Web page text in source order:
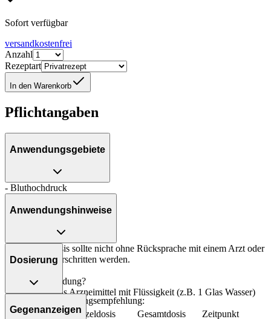
Sofort verfügbar
versandkostenfrei
Anzahl
Rezeptart
In den Warenkorb
Pflichtangaben
Anwendungsgebiete
- Bluthochdruck
Anwendungshinweise
Die Gesamtdosis sollte nicht ohne Rücksprache mit einem Arzt oder
Apotheker überschritten werden.
Art der Anwendung?
Nehmen Sie das Arzneimittel mit Flüssigkeit (z.B. 1 Glas Wasser)
ein.
Dosierung
Allgemeine Dosierungsempfehlung:
Personenkreis
Einzeldosis Gesamtdosis
Zeitpunkt
Gegenanzeigen